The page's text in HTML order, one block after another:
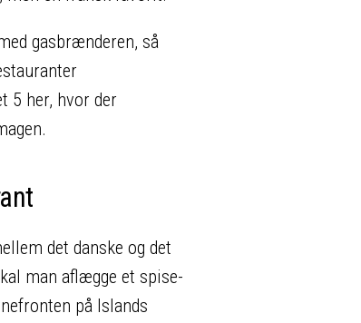
gasbrænderen, så
5 her, hvor der
det danske og det
man aflægge et spise-
på Islands